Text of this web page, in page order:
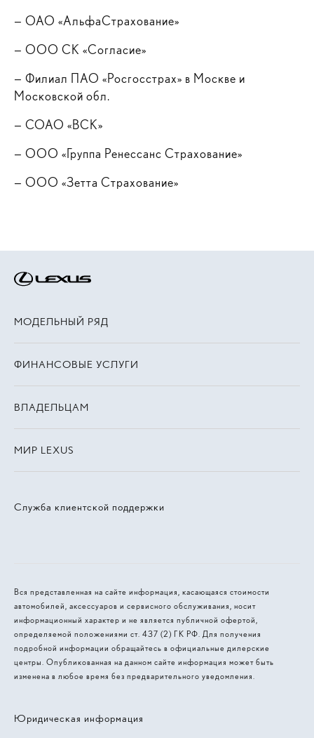
— ОАО «АльфаСтрахование»
— ООО СК «Согласие»
— Филиал ПАО «Росгосстрах» в Москве и
Московской обл.
— СОАО «ВСК»
— ООО «Группа Ренессанс Страхование»
— ООО «Зетта Страхование»
Служба клиентской поддержки
МОДЕЛЬНЫЙ РЯД
ФИНАНСОВЫЕ УСЛУГИ
ВЛАДЕЛЬЦАМ
МИР LEXUS
Вся представленная на сайте информация, касающаяся стоимости
автомобилей, аксессуаров и сервисного обслуживания, носит
информационный характер и не является публичной офертой,
определяемой положениями ст. 437 (2) ГК РФ. Для получения
подробной информации обращайтесь в официальные дилерские
центры. Опубликованная на данном сайте информация может быть
изменена в любое время без предварительного уведомления.
Юридическая информация